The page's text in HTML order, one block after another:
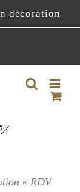
decoration
« RDV